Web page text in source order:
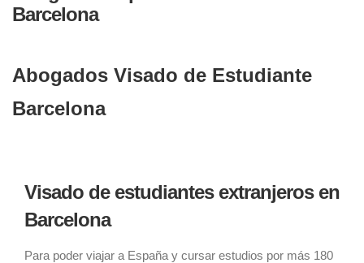
Barcelona
Abogados Visado de Estudiante
Barcelona
Visado de estudiantes extranjeros en
Barcelona
Para poder viajar a España y cursar estudios por más 180